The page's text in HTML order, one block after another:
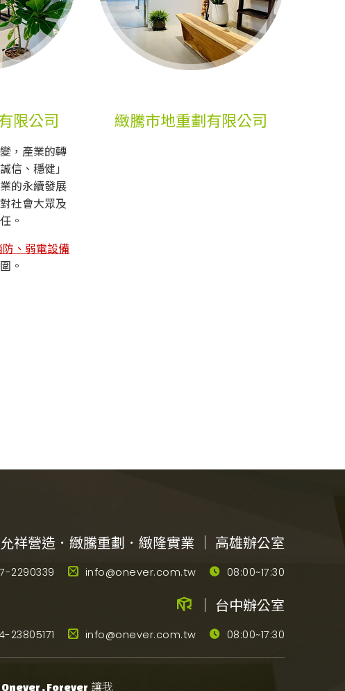
限公司
，產業的轉
信、穩健」
的永續發展
社會大眾及
。
、弱電設備
。
緻騰市地重劃有限公司
祥營造．緻騰重劃．緻隆實業 ｜ 高雄辦公室
2290339 info@onever.com.tw 08:00~17:30
｜ 台中辦公室
23805171 info@onever.com.tw 08:00~17:30
Onever , Forever 讓我